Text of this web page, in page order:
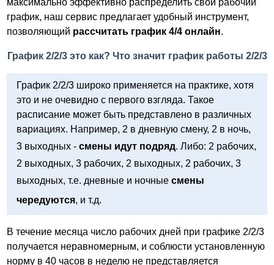
максимально эффективно распределить свой рабочий
график, наш сервис предлагает удобный инструмент,
позволяющий рассчитать график 4/4 онлайн.
График 2/2/3 это как? Что значит график работы 2/2/3
График 2/2/3 широко применяется на практике, хотя
это и не очевидно с первого взгляда. Такое
расписание может быть представлено в различных
вариациях. Например, 2 в дневную смену, 2 в ночь,
3 выходных -смены идут подряд. Либо: 2 рабочих,
2 выходных, 3 рабочих, 2 выходных, 2 рабочих, 3
выходных, т.е. дневные и ночныесмены
чередуются, и т.д.
В течение месяца число рабочих дней при графике 2/2/3
получается неравномерным, и соблюсти установленную
норму в 40 часов в неделю не представляется